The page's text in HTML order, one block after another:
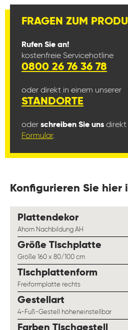
FRAGEN ZUM
Rufen Sie an!
kostenfreie Servicehotline
0800 26 76 36 78
oder direkt in einem unserer
STANDORTE
oder schreiben Sie uns direkt
Formular.
Konfigurieren Sie hier
Plattendekorauswählen
Ahorn Nachbildung AH
Größe Tischplatte
Größe 160 x 80/100 cm
Tischplattenform
Freiformplatte rechts
Gestellart
4-Fuß-Gestell höheneinstellbar